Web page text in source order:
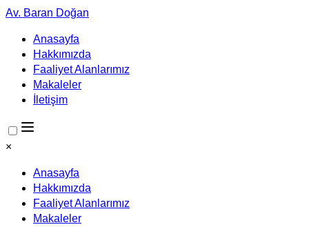
Av. Baran Doğan
Anasayfa
Hakkımızda
Faaliyet Alanlarımız
Makaleler
İletişim
×
Anasayfa
Hakkımızda
Faaliyet Alanlarımız
Makaleler